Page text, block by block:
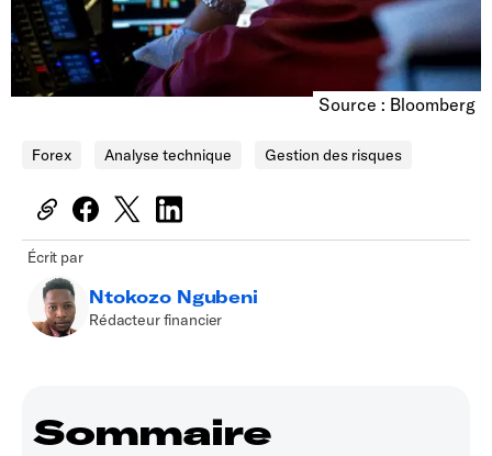
Source : Bloomberg
Forex Analyse technique Gestion des risques
Écrit par
Ntokozo Ngubeni
Rédacteur financier
Sommaire